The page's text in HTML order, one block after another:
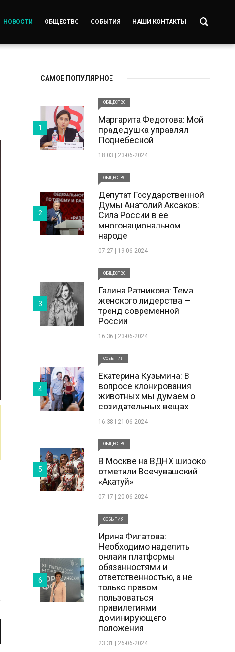
НОВОСТИ ОБЩЕСТВО СОБЫТИЯ НАШИ КОНТАКТЫ
САМОЕ ПОПУЛЯРНОЕ
ОБЩЕСТВО
Маргарита Федотова: Мой
прадедушка управлял
Поднебесной
18:03 | 23-06-2024
1
ОБЩЕСТВО
Депутат Государственной
Думы Анатолий Аксаков:
Сила России в ее
многонациональном
народе
07:27 | 19-06-2024
2
ОБЩЕСТВО
Галина Ратникова: Тема
женского лидерства —
тренд современной
России
16:36 | 23-06-2024
3
СОБЫТИЯ
Екатерина Кузьмина: В
вопросе клонирования
животных мы думаем о
созидательных вещах
16:38 | 21-06-2024
4
ОБЩЕСТВО
В Москве на ВДНХ широко
отметили Всечувашский
«Акатуй»
07:17 | 20-06-2024
5
СОБЫТИЯ
Ирина Филатова:
Необходимо наделить
онлайн платформы
обязанностями и
ответственностью, а не
только правом
пользоваться
привилегиями
доминирующего
положения
23:31 | 26-06-2024
6